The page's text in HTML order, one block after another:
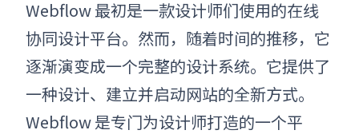
Webflow 最初是一款设计师们使用的在线
协同设计平台。然而，随着时间的推移，它
逐渐演变成一个完整的设计系统。它提供了
一种设计、建立并启动网站的全新方式。
Webflow 是专门为设计师打造的一个平